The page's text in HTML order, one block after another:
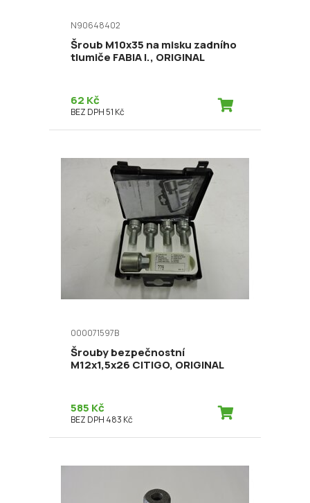
N90648402
Šroub M10x35 na misku zadního
tlumiče FABIA I., ORIGINAL
62 Kč
BEZ DPH 51 Kč
000071597B
Šrouby bezpečnostní
M12x1,5x26 CITIGO, ORIGINAL
585 Kč
BEZ DPH 483 Kč